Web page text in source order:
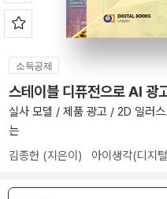
소득공제
스테이블 디퓨전으로 AI 광
실사 모델 / 제품 광고 / 2D 일러
는
김종헌 (지은이) 아이생각(디지